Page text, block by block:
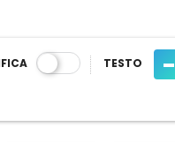
TESTO -